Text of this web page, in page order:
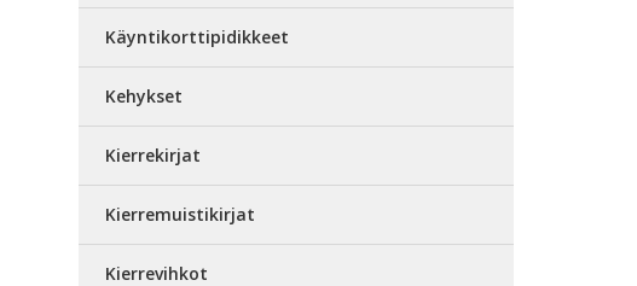
Käyntikorttipidikkeet
Kehykset
Kierrekirjat
Kierremuistikirjat
Kierrevihkot